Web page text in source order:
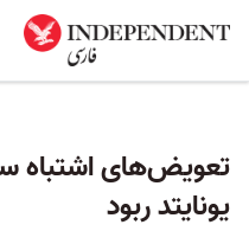
تعویض‌های اشتباه
یونایتد ربود